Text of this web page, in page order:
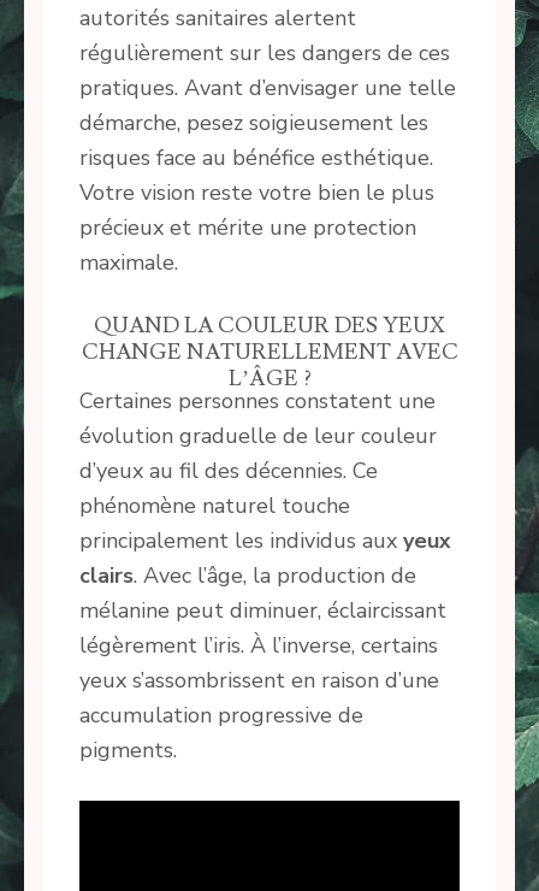
autorités sanitaires alertent
régulièrement sur les dangers de ces
pratiques. Avant d’envisager une telle
démarche, pesez soigieusement les
risques face au bénéfice esthétique.
Votre vision reste votre bien le plus
précieux et mérite une protection
maximale.
QUAND LA COULEUR DES YEUX
CHANGE NATURELLEMENT AVEC
L’ÂGE ?
Certaines personnes constatent une
évolution graduelle de leur couleur
d’yeux au fil des décennies. Ce
phénomène naturel touche
principalement les individus aux yeux
clairs. Avec l’âge, la production de
mélanine peut diminuer, éclaircissant
légèrement l’iris. À l’inverse, certains
yeux s’assombrissent en raison d’une
accumulation progressive de
pigments.